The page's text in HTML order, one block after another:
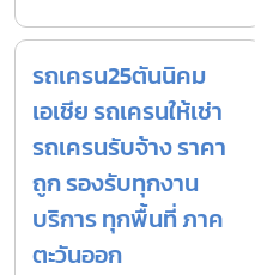
รถเครน25ตันนิคม
เอเชีย รถเครนให้เช่า
รถเครนรับจ้าง ราคา
ถูก รองรับทุกงาน
บริการ ทุกพื้นที่ ภาค
ตะวันออก